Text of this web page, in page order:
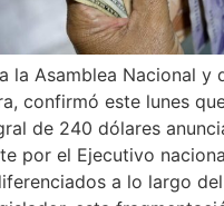
la Asamblea Nacional y
confirmó este lunes
de 240 dólares
por el Ejecutivo
a lo largo